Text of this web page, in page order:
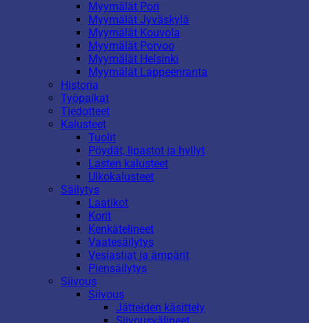
Myymälät Pori
Myymälät Jyväskylä
Myymälät Kouvola
Myymälät Porvoo
Myymälät Helsinki
Myymälät Lappeenranta
Historia
Työpaikat
Tiedotteet
Kalusteet
Tuolit
Pöydät, lipastot ja hyllyt
Lasten kalusteet
Ulkokalusteet
Säilytys
Laatikot
Korit
Kenkätelineet
Vaatesäilytys
Vesiastiat ja ämpärit
Piensäilytys
Siivous
Siivous
Jätteiden käsittely